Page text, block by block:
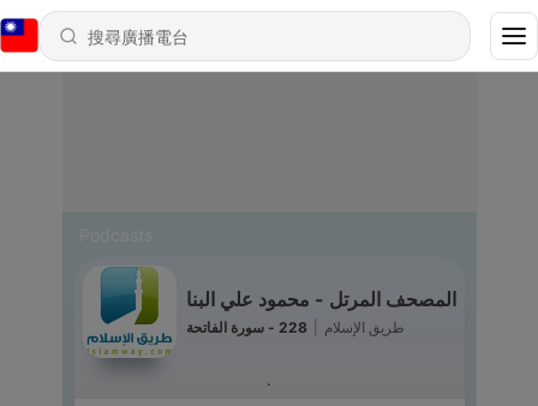
المصحف المرتل - محمود علي البنا
طريق الإسلام 228 - سورة الفاتحة
.